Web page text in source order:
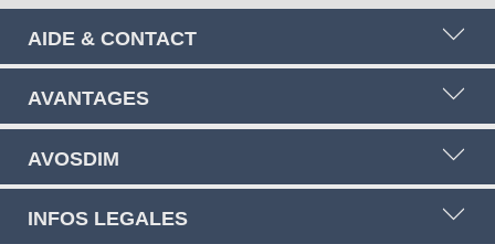
AIDE & CONTACT
AVANTAGES
AVOSDIM
INFOS LEGALES